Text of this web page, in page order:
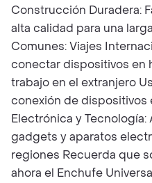
Construcción Duradera:
alta calidad para una
Comunes: Viajes
conectar dispositivos en
trabajo en el extranjero
conexión de dispositivos
Electrónica y
gadgets y aparatos
regiones Recuerda que
ahora el Enchufe